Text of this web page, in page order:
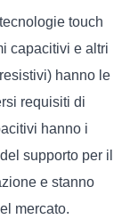
touch
capacitivi e altri
hanno le
requisiti di
hanno i
supporto per il
e stanno
mercato.